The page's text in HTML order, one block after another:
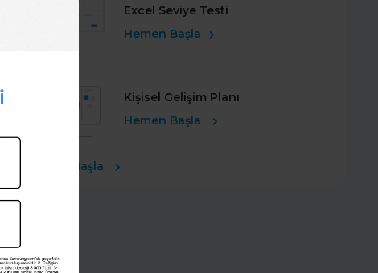
Excel Seviye Testi
Hemen Başla
Kişisel Gelişim Planı
Hemen Başla
Ücretsiz Başla